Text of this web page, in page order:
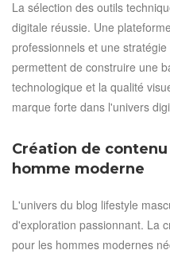
La sélection des outils
digitale réussie. Une
professionnels et une
permettent de construire une
technologique et la qualité
marque forte dans l'univers
Création de
homme moderne
L'univers du blog lifestyle
d'exploration passionnant. La
pour les hommes modernes